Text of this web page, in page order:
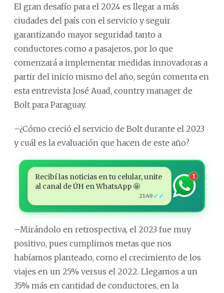
El gran desafío para el 2024 es llegar a más
ciudades del país con el servicio y seguir
garantizando mayor seguridad tanto a
conductores como a pasajeros, por lo que
comenzará a implementar medidas innovadoras a
partir del inicio mismo del año, según comenta en
esta entrevista José Auad, country manager de
Bolt para Paraguay.
–¿Cómo creció el servicio de Bolt durante el 2023
y cuál es la evaluación que hacen de este año?
Recibí las noticias en tu celular, unite
al canal de ÚH en WhatsApp 🤩
21:49 ✓✓
1
–Mirándolo en retrospectiva, el 2023 fue muy
positivo, pues cumplimos metas que nos
habíamos planteado, como el crecimiento de los
viajes en un 25% versus el 2022. Llegamos a un
35% más en cantidad de conductores, en la